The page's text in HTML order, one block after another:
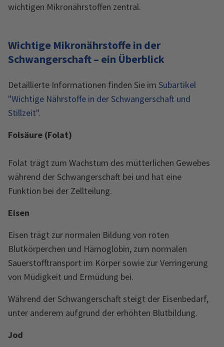
wichtigen Mikronährstoffen zentral.
Wichtige Mikronährstoffe in der
Schwangerschaft – ein Überblick
Detaillierte Informationen finden Sie im Subartikel
"Wichtige Nährstoffe in der Schwangerschaft und
Stillzeit".
Folsäure (Folat)
Folat trägt zum Wachstum des mütterlichen Gewebes
während der Schwangerschaft bei und hat eine
Funktion bei der Zellteilung.
Eisen
Eisen trägt zur normalen Bildung von roten
Blutkörperchen und Hämoglobin, zum normalen
Sauerstofftransport im Körper sowie zur Verringerung
von Müdigkeit und Ermüdung bei.
Während der Schwangerschaft steigt der Eisenbedarf,
unter anderem aufgrund der erhöhten Blutbildung.
Jod